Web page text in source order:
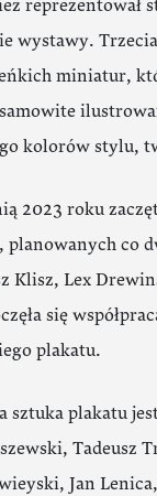
reprezentował
wystawy.
miniatur,
kolorów stylu,
2023 roku
planowanych co
Klisz, Lex
się
plakatu.
sztuka plakatu
Tadeusz
Jan